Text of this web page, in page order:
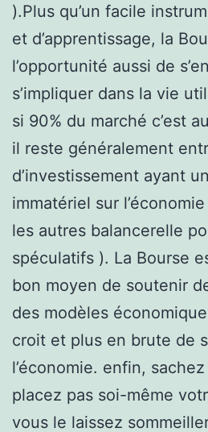
).Plus qu’un facile
et d’apprentissage, la
l’opportunité aussi de
s’impliquer dans la vie
si 90% du marché c’est
il reste généralement
d’investissement ayant
immatériel sur
les autres balancerelle
spéculatifs ). La Bourse
bon moyen de soutenir
des modèles
croit et plus en brute de
l’économie. enfin,
placez pas soi-même
vous le laissez